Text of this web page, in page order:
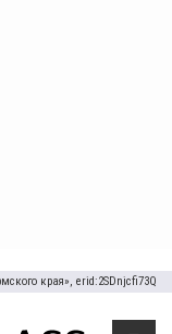
края», erid:2SDnjcfi73Q